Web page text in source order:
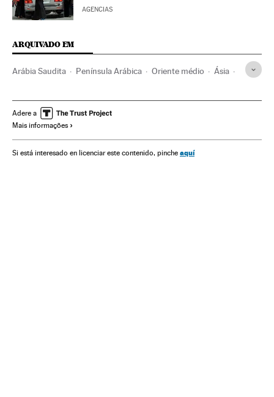
AGENCIAS
ARQUIVADO EM
Arábia Saudita Península Arábica Oriente médio Ásia
Trabalho Política Economia
Adere a
Mais informações
Si está interesado en licenciar este contenido, pinche aquí